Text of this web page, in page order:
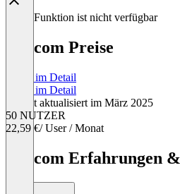
Diese Funktion ist nicht verfügbar
Evocom Preise
Preise im Detail
Preise im Detail
Zuletzt aktualisiert im März 2025
50 NUTZER
22,59 €/ User / Monat
Evocom Erfahrungen